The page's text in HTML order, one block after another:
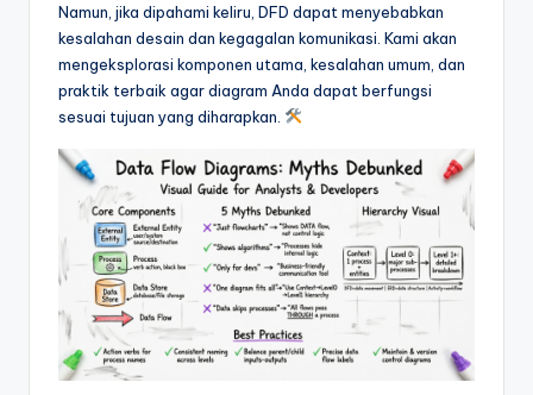
&
S
Namun, jika dipahami keliru, DFD dapat menyebabkan
kesalahan desain dan kegagalan komunikasi. Kami akan
mengeksplorasi komponen utama, kesalahan umum, dan
praktik terbaik agar diagram Anda dapat berfungsi
sesuai tujuan yang diharapkan.